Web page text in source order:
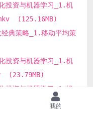
与机器学习_1.机
(125.16MB)
略_1.移动平均策
与机器学习_1.机
(23.79MB)
机器学习_1.机
.mkv (134.98MB)
我的